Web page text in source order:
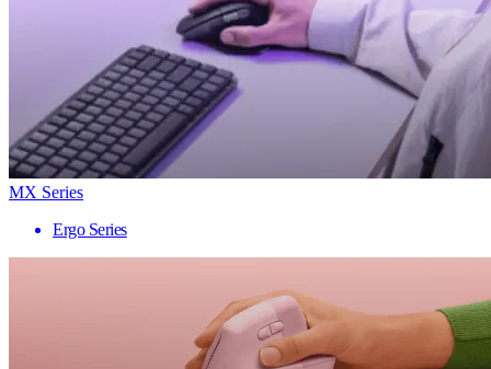
MX Series
Ergo Series